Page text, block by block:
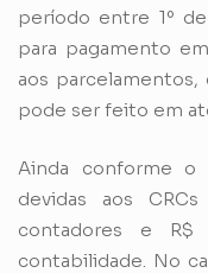
período entre 1º
para pagamento
aos
pode ser feito em
Ainda conforme o
devidas aos
contadores e
contabilidade. No